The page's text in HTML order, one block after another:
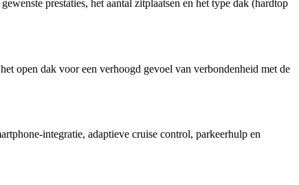
prestaties, het aantal zitplaatsen en het type dak (hardtop
open dak voor een verhoogd gevoel van verbondenheid met de
integratie, adaptieve cruise control, parkeerhulp en